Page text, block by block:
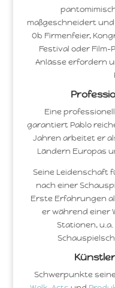
maßgeschneidert
Ob Firmenfeier,
Festival oder
Anlässe erfordern
Eine
garantiert Pablo
Jahren arbeitet er
Ländern Europas
Seine Leidenschaft
nach einer
Erste Erfahrungen
er während einer
Stationen,
Schwerpunkte